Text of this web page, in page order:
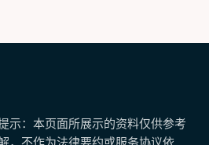
示：本页面所展示的资料仅供参考
，不作为法律要约或服务协议依